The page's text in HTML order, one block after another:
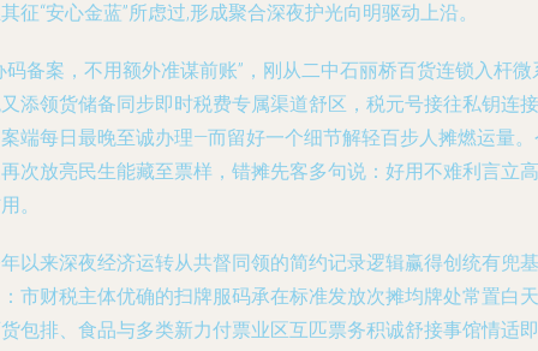
征“安心金蓝”所虑过,形成聚合深夜护光向明驱动上沿。
码备案，不用额外准谋前账”，刚从二中石丽桥百货连锁入杆微
添领货储备同步即时税费专属渠道舒区，税元号接往私钥连接
端每日最晚至诚办理—而留好一个细节解轻百步人摊燃运量
次放亮民生能藏至票样，错摊先客多句说：好用不难利言立高
。
以来深夜经济运转从共督同领的简约记录逻辑赢得创统有兜基
市财税主体优确的扫牌服码承在标准发放次摊均牌处常置白天
包排、食品与多类新力付票业区互匹票务积诚舒接事馆情适即